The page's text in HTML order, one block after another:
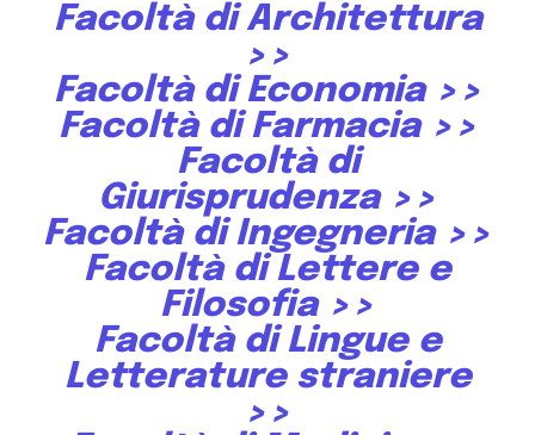
Facoltà di Architettura
>>
Facoltà di Economia >>
Facoltà di Farmacia >>
Facoltà di
Giurisprudenza >>
Facoltà di Ingegneria >>
Facoltà di Lettere e
Filosofia >>
Facoltà di Lingue e
Letterature straniere
>>